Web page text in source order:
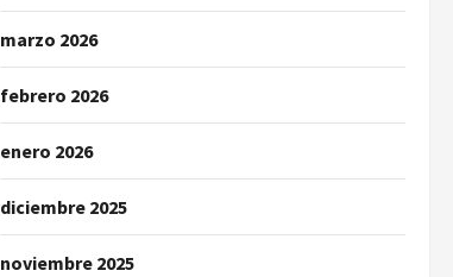
marzo 2026
febrero 2026
enero 2026
diciembre 2025
noviembre 2025